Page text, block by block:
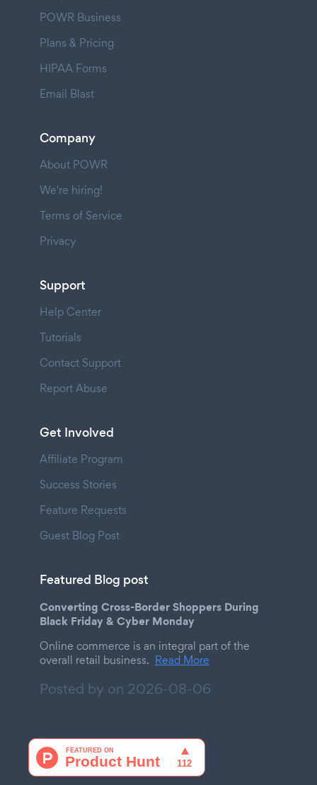
POWR Business
Plans & Pricing
HIPAA Forms
Email Blast
Company
About POWR
We're hiring!
Terms of Service
Privacy
Support
Help Center
Tutorials
Contact Support
Report Abuse
Get Involved
Affiliate Program
Success Stories
Feature Requests
Guest Blog Post
Featured Blog post
Converting Cross-Border Shoppers During
Black Friday & Cyber Monday
Online commerce is an integral part of the
overall retail business. Read More
Posted by on 2026-08-06